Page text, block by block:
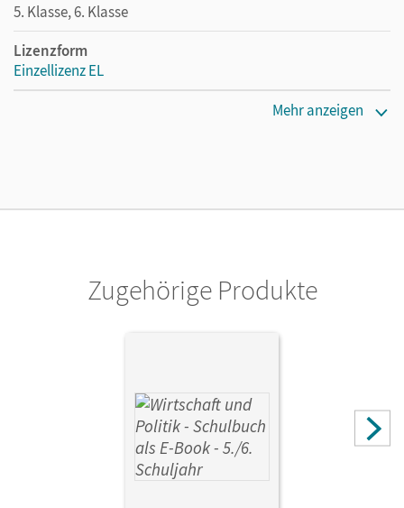
5. Klasse, 6. Klasse
Lizenzform
Einzellizenz EL
Mehr anzeigen
Zugehörige Produkte